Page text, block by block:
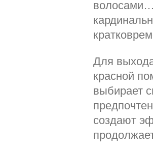
Для
красной
выбирает
создают